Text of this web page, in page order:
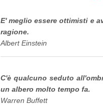
E' meglio essere ottimisti e
ragione.
Albert Einstein
C'è qualcuno seduto
un albero molto tempo fa.
Warren Buffett